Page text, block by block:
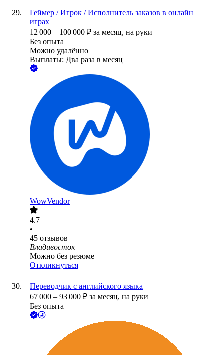
Геймер / Игрок / Исполнитель заказов в онлайн
играх
12 000 – 100 000 ₽ за месяц, на руки
Без опыта
Можно удалённо
Выплаты: Два раза в месяц
WowVendor
4.7
•
45 отзывов
Владивосток
Можно без резюме
Откликнуться
Переводчик с английского языка
67 000 – 93 000 ₽ за месяц, на руки
Без опыта